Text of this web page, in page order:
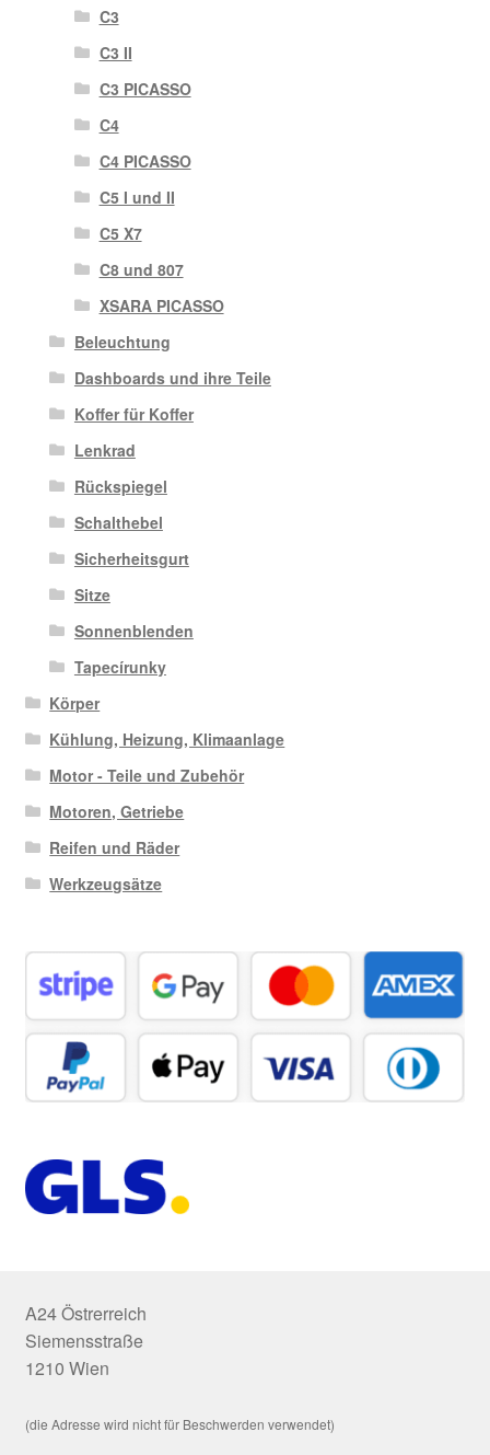
C3
C3 II
C3 PICASSO
C4
C4 PICASSO
C5 I und II
C5 X7
C8 und 807
XSARA PICASSO
Beleuchtung
Dashboards und ihre Teile
Koffer für Koffer
Lenkrad
Rückspiegel
Schalthebel
Sicherheitsgurt
Sitze
Sonnenblenden
Tapecírunky
Körper
Kühlung, Heizung, Klimaanlage
Motor - Teile und Zubehör
Motoren, Getriebe
Reifen und Räder
Werkzeugsätze
A24 Östrerreich
Siemensstraße
1210 Wien
(die Adresse wird nicht für Beschwerden verwendet)